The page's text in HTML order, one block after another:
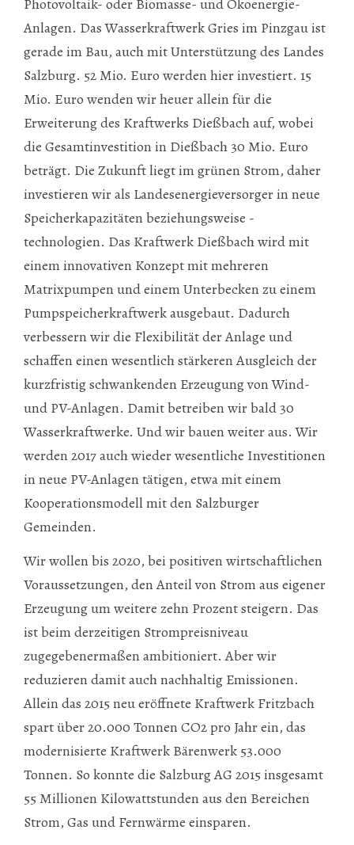
Photovoltaik- oder Biomasse- und Ökoenergie-
Anlagen. Das Wasserkraftwerk Gries im Pinzgau ist
gerade im Bau, auch mit Unterstützung des Landes
Salzburg. 52 Mio. Euro werden hier investiert. 15
Mio. Euro wenden wir heuer allein für die
Erweiterung des Kraftwerks Dießbach auf, wobei
die Gesamtinvestition in Dießbach 30 Mio. Euro
beträgt. Die Zukunft liegt im grünen Strom, daher
investieren wir als Landesenergieversorger in neue
Speicherkapazitäten beziehungsweise -
technologien. Das Kraftwerk Dießbach wird mit
einem innovativen Konzept mit mehreren
Matrixpumpen und einem Unterbecken zu einem
Pumpspeicherkraftwerk ausgebaut. Dadurch
verbessern wir die Flexibilität der Anlage und
schaffen einen wesentlich stärkeren Ausgleich der
kurzfristig schwankenden Erzeugung von Wind-
und PV-Anlagen. Damit betreiben wir bald 30
Wasserkraftwerke. Und wir bauen weiter aus. Wir
werden 2017 auch wieder wesentliche Investitionen
in neue PV-Anlagen tätigen, etwa mit einem
Kooperationsmodell mit den Salzburger
Gemeinden.
Wir wollen bis 2020, bei positiven wirtschaftlichen
Voraussetzungen, den Anteil von Strom aus eigener
Erzeugung um weitere zehn Prozent steigern. Das
ist beim derzeitigen Strompreisniveau
zugegebenermaßen ambitioniert. Aber wir
reduzieren damit auch nachhaltig Emissionen.
Allein das 2015 neu eröffnete Kraftwerk Fritzbach
spart über 20.000 Tonnen CO2 pro Jahr ein, das
modernisierte Kraftwerk Bärenwerk 53.000
Tonnen. So konnte die Salzburg AG 2015 insgesamt
55 Millionen Kilowattstunden aus den Bereichen
Strom, Gas und Fernwärme einsparen.